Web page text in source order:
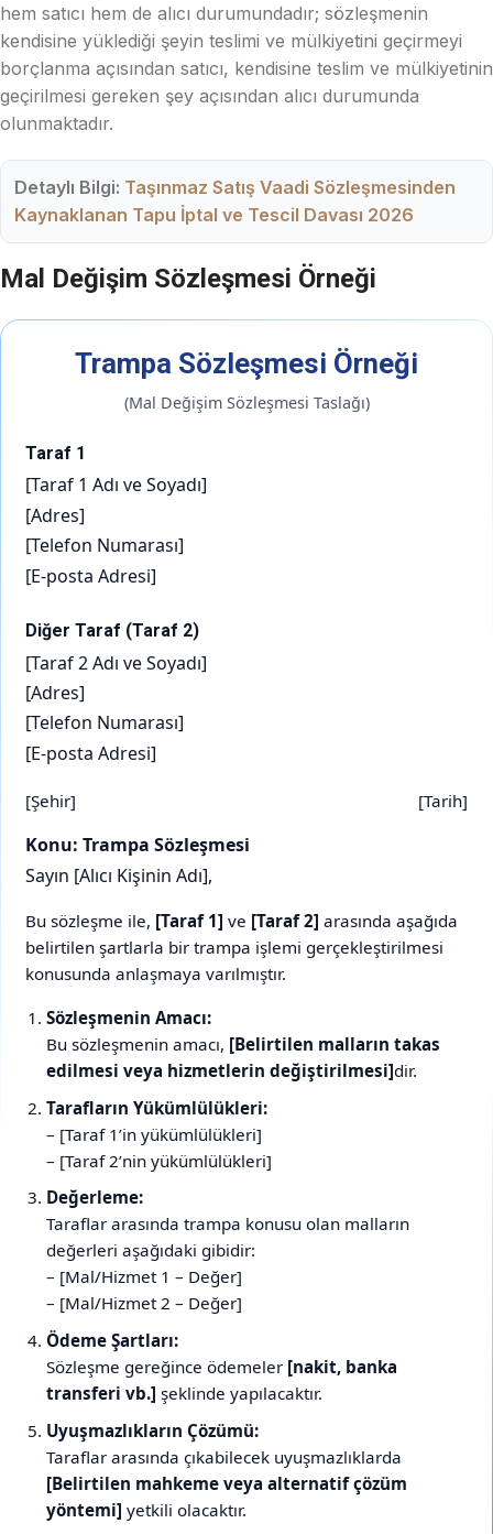
hem satıcı hem de alıcı durumundadır; sözleşmenin
kendisine yüklediği şeyin teslimi ve mülkiyetini geçirmeyi
borçlanma açısından satıcı, kendisine teslim ve mülkiyetinin
geçirilmesi gereken şey açısından alıcı durumunda
olunmaktadır.
Detaylı Bilgi: Taşınmaz Satış Vaadi Sözleşmesinden
Kaynaklanan Tapu İptal ve Tescil Davası 2026
Mal Değişim Sözleşmesi Örneği
Trampa Sözleşmesi Örneği
(Mal Değişim Sözleşmesi Taslağı)
Taraf 1
[Taraf 1 Adı ve Soyadı]
[Adres]
[Telefon Numarası]
[E-posta Adresi]
Diğer Taraf (Taraf 2)
[Taraf 2 Adı ve Soyadı]
[Adres]
[Telefon Numarası]
[E-posta Adresi]
[Şehir] [Tarih]
Konu: Trampa Sözleşmesi
Sayın [Alıcı Kişinin Adı],
Bu sözleşme ile, [Taraf 1] ve [Taraf 2] arasında aşağıda
belirtilen şartlarla bir trampa işlemi gerçekleştirilmesi
konusunda anlaşmaya varılmıştır.
Sözleşmenin Amacı:
Bu sözleşmenin amacı, [Belirtilen malların takas
edilmesi veya hizmetlerin değiştirilmesi]dir.
Tarafların Yükümlülükleri:
– [Taraf 1’in yükümlülükleri]
– [Taraf 2’nin yükümlülükleri]
Değerleme:
Taraflar arasında trampa konusu olan malların
değerleri aşağıdaki gibidir:
– [Mal/Hizmet 1 – Değer]
– [Mal/Hizmet 2 – Değer]
Ödeme Şartları:
Sözleşme gereğince ödemeler [nakit, banka
transferi vb.] şeklinde yapılacaktır.
Uyuşmazlıkların Çözümü:
Taraflar arasında çıkabilecek uyuşmazlıklarda
[Belirtilen mahkeme veya alternatif çözüm
yöntemi] yetkili olacaktır.